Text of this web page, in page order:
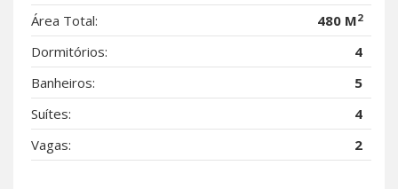
Área Total: 480 M2
Dormitórios:
4
Banheiros:
5
Suítes:
4
Vagas:
2